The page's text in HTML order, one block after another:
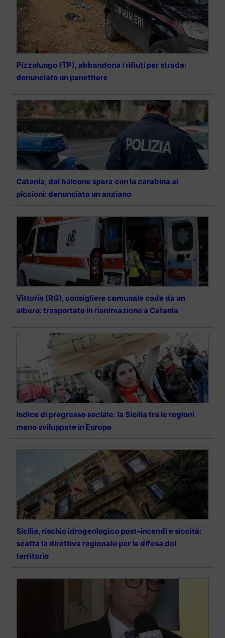
Pizzolungo (TP), abbandona i rifiuti per strada:
denunciato un panettiere
Catania, dal balcone spara con la carabina ai
piccioni: denunciato un anziano
Vittoria (RG), consigliere comunale cade da un
albero: trasportato in rianimazione a Catania
Indice di progresso sociale: la Sicilia tra le regioni
meno sviluppate in Europa
Sicilia, rischio idrogeologico post-incendi e siccità:
scatta la direttiva regionale per la difesa del
territorio